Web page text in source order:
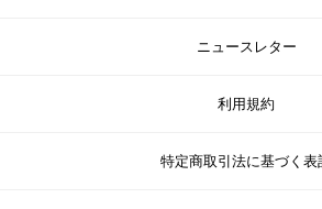
ニュースレター
利用規約
特定商取引法に基づく表